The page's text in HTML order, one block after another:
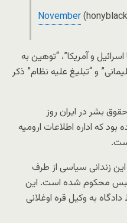
November
و آمریکا”، “توهین به
و “تبلیغ علیه نظام” ذکر
بشر در ایران روز
که اداره اطلاعات ارومیه
زندانی سیاسی از طرف
به اعدام و ۱۳ سال حبس محکوم شده است. این
دوم آذر ۹۹، توسط دادگاه به وکیل قره اوغلانی